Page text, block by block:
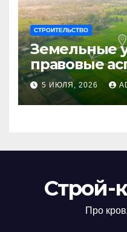
СТРОИТЕЛЬСТВО
Земельные
правовые
5 ИЮЛЯ, 2026
Строй-
Про